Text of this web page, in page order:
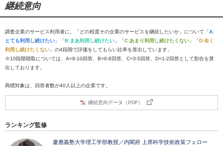
継続意向
調査企業のサービス利用者に、「どの程度その企業のサービスを継続したいか」について「A:
とても利用し続けたい 」「B:まあ利用し続けたい 」「C:あまり利用し続けたくない 」「D:全く
利用し続けたくない 」の4段階で評価をしてもらい比率を算出しています。
※10段階聴取については、A=9-10回答、B=6-8回答、C=3-5回答、D=1-2回答として割合を算
出しております。
商標対象は、回答者数が40人以上の企業です。
継続意向データ（PDF）
ランキング監修
慶應義塾大学理工学部教授／内閣府 上席科学技術政策フェロー